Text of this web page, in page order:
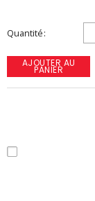
Quantité
AJOUTER AU
PANIER